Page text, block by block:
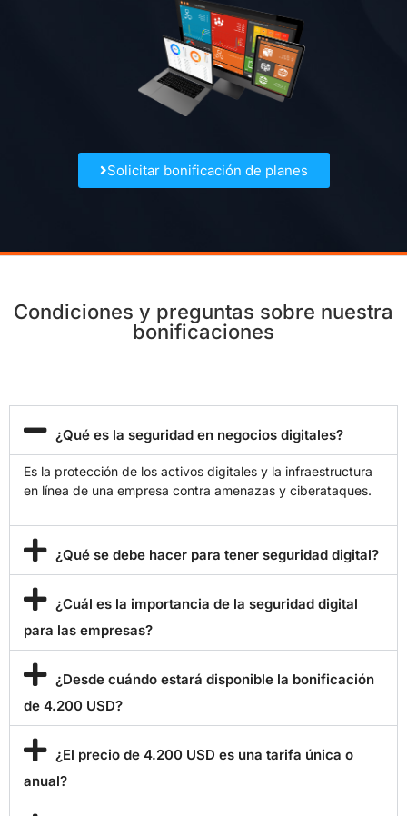
Solicitar bonificación de planes
Condiciones y preguntas sobre nuestra
bonificaciones
¿Qué es la seguridad en negocios digitales?
Es la protección de los activos digitales y la infraestructura
en línea de una empresa contra amenazas y ciberataques.
¿Qué se debe hacer para tener seguridad digital?
¿Cuál es la importancia de la seguridad digital
para las empresas?
¿Desde cuándo estará disponible la bonificación
de 4.200 USD?
¿El precio de 4.200 USD es una tarifa única o
anual?